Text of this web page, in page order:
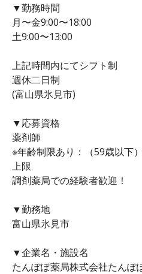
▼勤務時間
月〜金9:00〜18:00
土9:00〜13:00
上記時間内にてシフト制
週休二日制
(富山県氷見市)
▼応募資格
薬剤師
※年齢制限あり：（59歳以下
上限
調剤薬局での経験者歓迎！
▼勤務地
富山県氷見市
▼企業名・施設名
たんぽぽ薬局株式会社たんぽ